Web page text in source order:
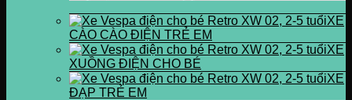
XE
CÀO CÀO ĐIỆN TRẺ EM
XE
XUỒNG ĐIỆN CHO BÉ
XE
ĐẠP TRẺ EM